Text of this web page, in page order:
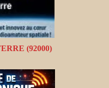
(92000)